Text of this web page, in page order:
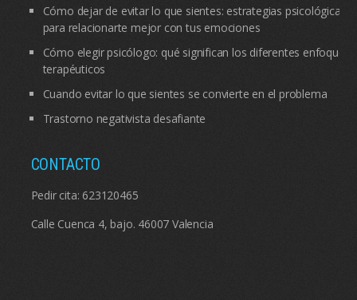
Cómo dejar de evitar lo que sientes: estrategias psicológicas
para relacionarte mejor con tus emociones
Cómo elegir psicólogo: qué significan los diferentes enfoques
terapéuticos
Cuando evitar lo que sientes se convierte en el problema
Trastorno negativista desafiante
CONTACTO
Pedir cita: 623120465
Calle Cuenca 4, bajo. 46007 Valencia